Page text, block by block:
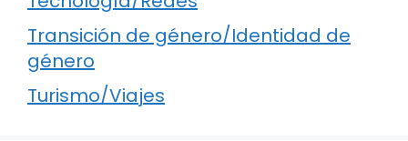
Transición de género/Identidad de
género
Turismo/Viajes